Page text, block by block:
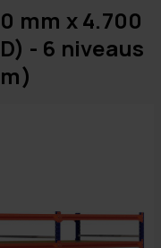
mm x 4.700
- 6 niveaus